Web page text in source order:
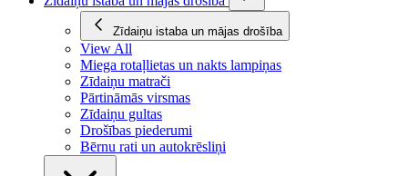
Zīdaiņu istaba un mājas drošība
View All
Miega rotaļlietas un nakts lampiņas
Zīdaiņu matrači
Pārtināmās virsmas
Zīdaiņu gultas
Drošības piederumi
Bērnu rati un autokrēsliņi